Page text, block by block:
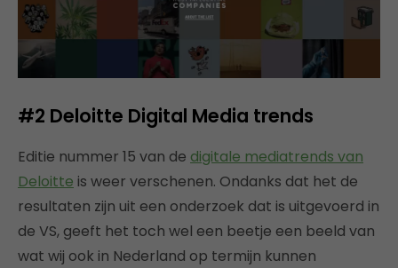
#2 Deloitte Digital Media trends
Editie nummer 15 van de digitale mediatrends van
Deloitte is weer verschenen. Ondanks dat het de
resultaten zijn uit een onderzoek dat is uitgevoerd in
de VS, geeft het toch wel een beetje een beeld van
wat wij ook in Nederland op termijn kunnen